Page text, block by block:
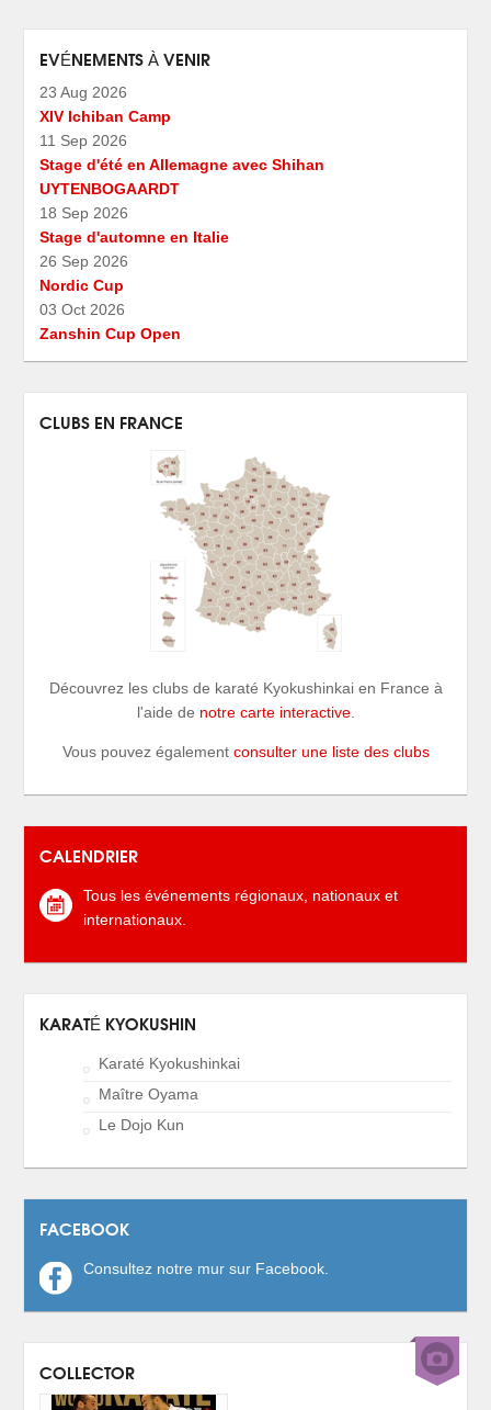
EVÉNEMENTS À VENIR
23 Aug 2026
XIV Ichiban Camp
11 Sep 2026
Stage d'été en Allemagne avec Shihan
UYTENBOGAARDT
18 Sep 2026
Stage d'automne en Italie
26 Sep 2026
Nordic Cup
03 Oct 2026
Zanshin Cup Open
CLUBS EN FRANCE
Découvrez les clubs de karaté Kyokushinkai en France à
l'aide de notre carte interactive.
Vous pouvez également consulter une liste des clubs
CALENDRIER
Tous les événements régionaux, nationaux et
internationaux.
KARATÉ KYOKUSHIN
Karaté Kyokushinkai
Maître Oyama
Le Dojo Kun
FACEBOOK
Consultez notre mur sur Facebook.
COLLECTOR